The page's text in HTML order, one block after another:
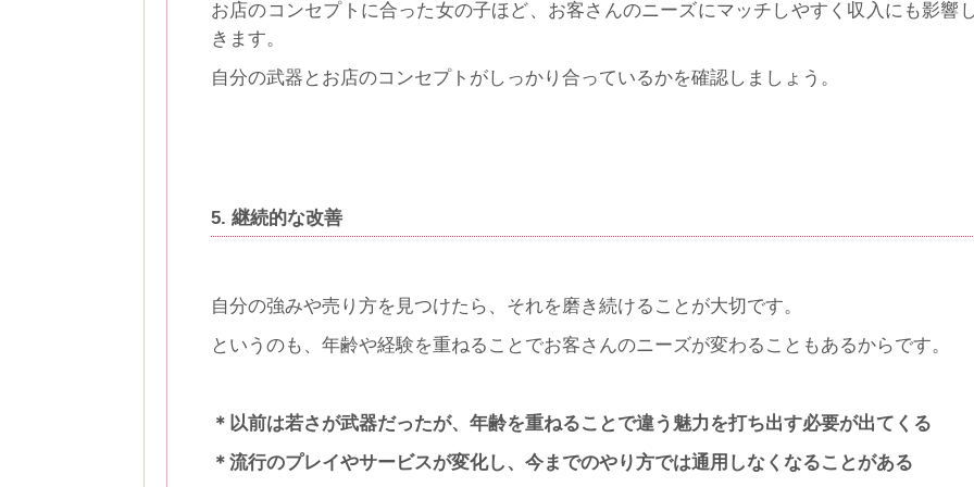
お店のコンセプトに合った女の子ほど、お客さんのニーズにマッチしやすく収入にも影響
きます。
自分の武器とお店のコンセプトがしっかり合っているかを確認しましょう。
5. 継続的な改善
自分の強みや売り方を見つけたら、それを磨き続けることが大切です。
というのも、年齢や経験を重ねることでお客さんのニーズが変わることもあるからです。
＊以前は若さが武器だったが、年齢を重ねることで違う魅力を打ち出す必要が出てくる
＊流行のプレイやサービスが変化し、今までのやり方では通用しなくなることがある